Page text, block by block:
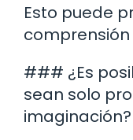
Esto puede
comprensión
### ¿Es
sean solo
imaginación?